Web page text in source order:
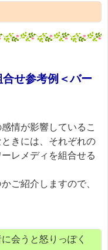
せ参考例＜バー
感情が影響しているこ
きには、それぞれの
レメディを組合せる
ご紹介しますので、
会うと怒りっぽく